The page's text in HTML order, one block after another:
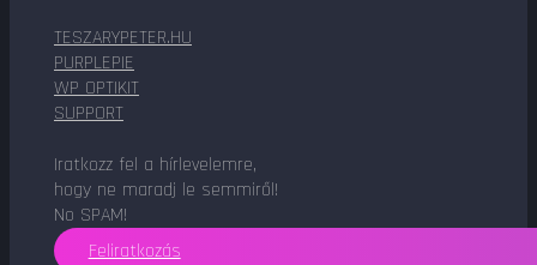
TESZARYPETER.HU
PURPLEPIE
WP OPTIKIT
SUPPORT
Iratkozz fel a hírlevelemre,
hogy ne maradj le semmiről!
No SPAM!
Feliratkozás